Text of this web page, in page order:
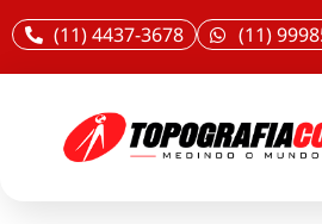
(11) 4437-3678 (11)